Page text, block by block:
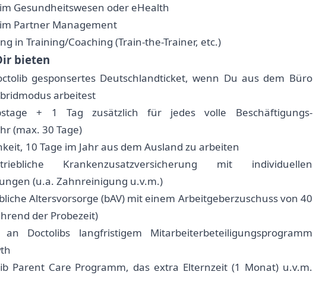
Gesundheitswesen oder eHealth
Partner Management
in Training/Coaching (Train-the-Trainer, etc.)
bieten
gesponsertes Deutschlandticket, wenn Du aus dem Büro
arbeitest
+ 1 Tag zusätzlich für jedes volle Beschäftigungs-
(max. 30 Tage)
10 Tage im Jahr aus dem Ausland zu arbeiten
Krankenzusatzversicherung mit individuellen
(u.a. Zahnreinigung u.v.m.)
Altersvorsorge (bAV) mit einem Arbeitgeberzuschuss von 40
der Probezeit)
an Doctolibs langfristigem Mitarbeiterbeteiligungsprogramm
Parent Care Programm, das extra Elternzeit (1 Monat) u.v.m.